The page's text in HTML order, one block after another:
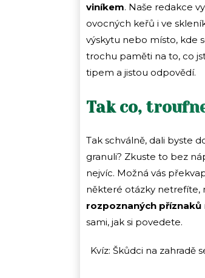
viníkem. Naše redakce
ovocných keřů i ve
výskytu nebo místo, kde
trochu paměti na to, co
tipem a jistou odpovědí.
Tak co,
Tak schválně, dali byste
granuli? Zkuste to bez
nejvíc. Možná vás
některé otázky netrefíte,
rozpoznaných příznaků
sami, jak si povedete.
Kvíz: Škůdci na zahradě